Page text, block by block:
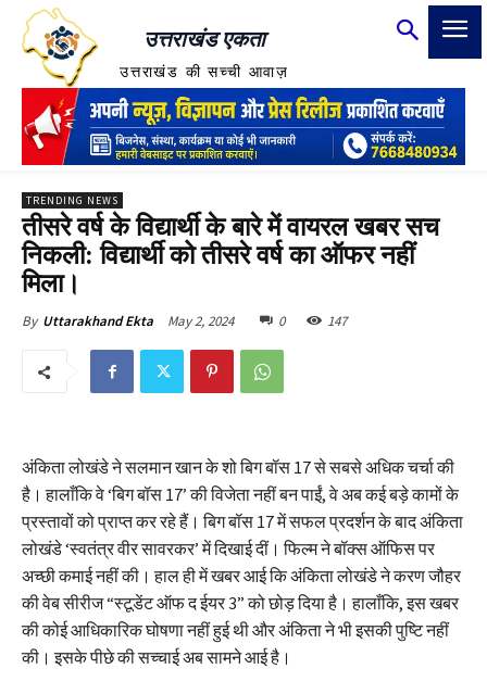
उत्तराखंड एकता
उत्तराखंड की सच्ची आवाज़
TRENDING NEWS
तीसरे वर्ष के विद्यार्थी के बारे में वायरल खबर सच
निकली: विद्यार्थी को तीसरे वर्ष का ऑफर नहीं
मिला।
By Uttarakhand Ekta May 2, 2024 0 147
अंकिता लोखंडे ने सलमान खान के शो बिग बॉस 17 से सबसे अधिक चर्चा की
है। हालाँकि वे ‘बिग बॉस 17’ की विजेता नहीं बन पाईं, वे अब कई बड़े कामों के
प्रस्तावों को प्राप्त कर रहे हैं। बिग बॉस 17 में सफल प्रदर्शन के बाद अंकिता
लोखंडे ‘स्वतंत्र वीर सावरकर’ में दिखाई दीं। फिल्म ने बॉक्स ऑफिस पर
अच्छी कमाई नहीं की। हाल ही में खबर आई कि अंकिता लोखंडे ने करण जौहर
की वेब सीरीज “स्टूडेंट ऑफ द ईयर 3” को छोड़ दिया है। हालाँकि, इस खबर
की कोई आधिकारिक घोषणा नहीं हुई थी और अंकिता ने भी इसकी पुष्टि नहीं
की। इसके पीछे की सच्चाई अब सामने आई है।